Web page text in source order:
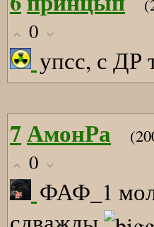
0
упсс, с ДР
7АмонРа
0
ФАФ_1